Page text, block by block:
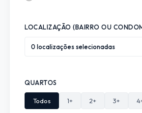
LOCALIZAÇÃO (BAIRRO OU
0 localizações selecionadas
QUARTOS
Todos 1+ 2+ 3+